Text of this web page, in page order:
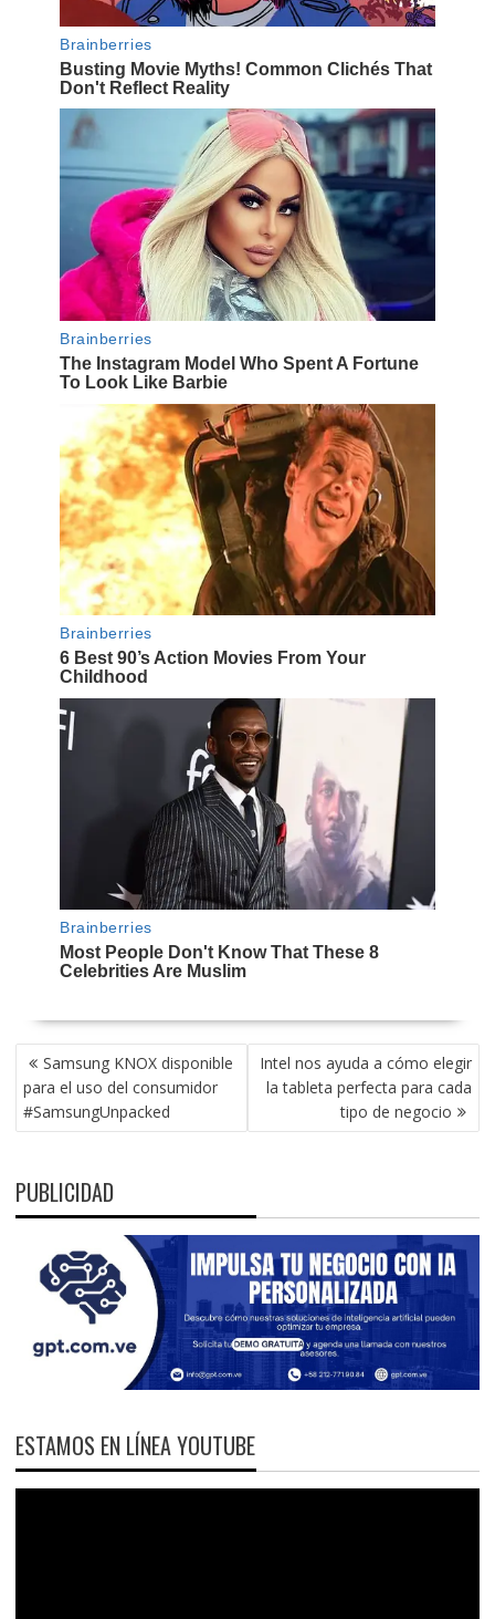
NAVEGACIÓN
DE
ENTRADAS
Samsung KNOX disponible
para el uso del consumidor
#SamsungUnpacked
Intel nos ayuda a cómo elegir
la tableta perfecta para cada
tipo de negocio
PUBLICIDAD
ESTAMOS EN LÍNEA YOUTUBE